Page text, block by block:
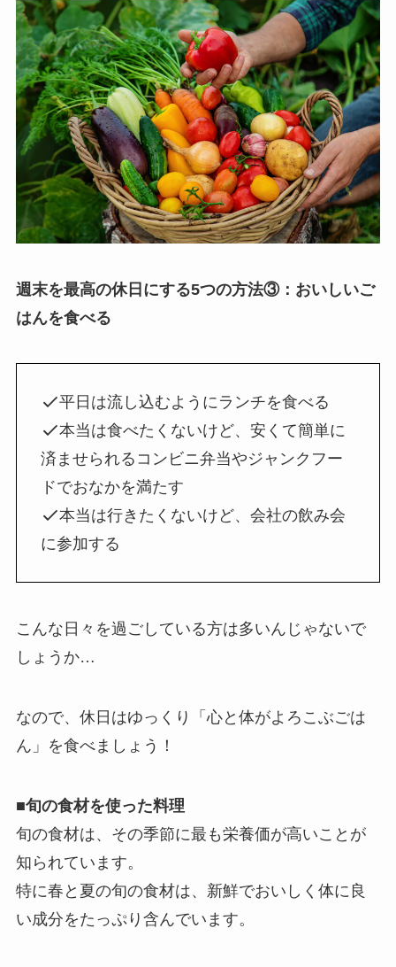
週末を最高の休日にする5つの方法③：おいしいご
はんを食べる
平日は流し込むようにランチを食べる
本当は食べたくないけど、安くて簡単に
済ませられるコンビニ弁当やジャンクフー
ドでおなかを満たす
本当は行きたくないけど、会社の飲み会
に参加する
こんな日々を過ごしている方は多いんじゃないで
しょうか…
なので、休日はゆっくり「心と体がよろこぶごは
ん」を食べましょう！
■旬の食材を使った料理
旬の食材は、その季節に最も栄養価が高いことが
知られています。
特に春と夏の旬の食材は、新鮮でおいしく体に良
い成分をたっぷり含んでいます。